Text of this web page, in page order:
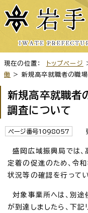
現在の位置： トップページ
働
> 新規高卒就職者の職
新規高卒就職者
調査について
ページ番号1098057
盛岡広域振興局では
定着の促進のため、令
状況等の確認を行ってい
対象事業所へは、別途
が到達しましたら、下記